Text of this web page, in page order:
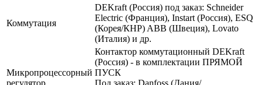
Коммутация
DEKraft (Россия) под заказ: Schneider
Electric (Франция), Instart (Россия), ESQ
(Корея/КНР) ABB (Швеция), Lovato
(Италия) и др.
Микропроцессорный
регулятор
Контактор коммутационный DEKraft
(Россия) - в комплектации ПРЯМОЙ
ПУСК
Под заказ: Danfoss (Дания/